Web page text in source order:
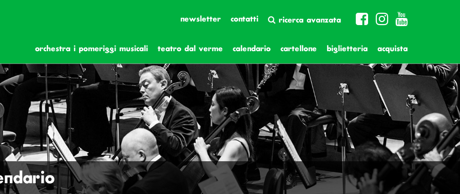
newsletter contatti ricerca avanzata
orchestra i pomeriggi musicali teatro dal verme calendario cartellone biglietteria acquista